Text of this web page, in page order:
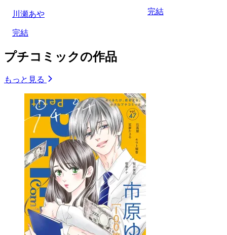
川瀬あや
完結
完結
プチコミックの作品
もっと見る